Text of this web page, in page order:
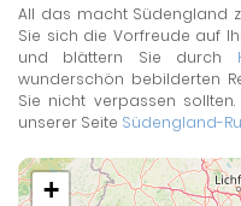
All das macht Südengland
Sie sich die Vorfreude auf
und blättern Sie durch
wunderschön bebilderten
Sie nicht verpassen
unserer Seite Südengland-
+